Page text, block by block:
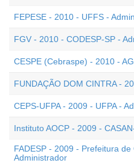
FEPESE - 2010 - UFFS -
FGV - 2010 - CODESP-SP -
CESPE (Cebraspe) - 2010 -
FUNDAÇÃO DOM CINTRA -
CEPS-UFPA - 2009 - UFPA -
Instituto AOCP - 2009 -
FADESP - 2009 - Prefeitura
Administrador